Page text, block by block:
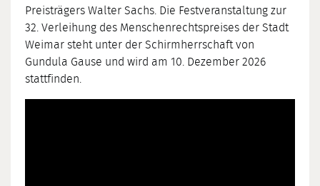
Preisträgers Walter Sachs. Die Festveranstaltung zur
32. Verleihung des Menschenrechtspreises der Stadt
Weimar steht unter der Schirmherrschaft von
Gundula Gause und wird am 10. Dezember 2026
stattfinden.